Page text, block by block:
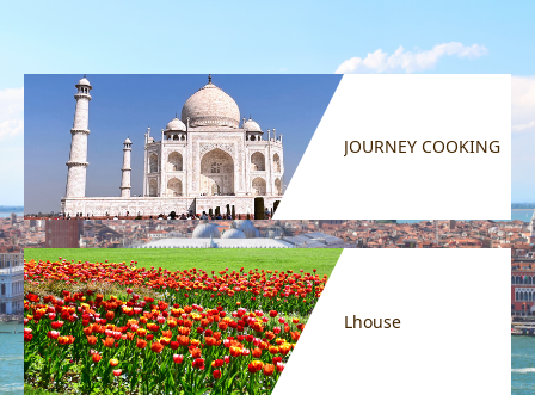
JOURNEY COOKING
Lhouse